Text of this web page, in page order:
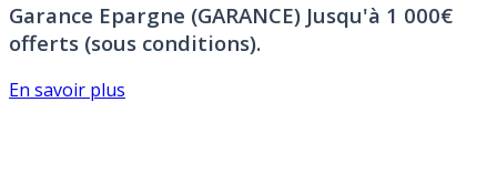
Garance Epargne (GARANCE) Jusqu'à 1 000€
offerts (sous conditions).
En savoir plus